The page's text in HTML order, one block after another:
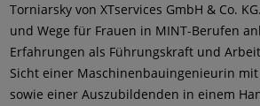
Torniarsky von XTservices GmbH & Co.
und Wege für Frauen in MINT-Berufen
Erfahrungen als Führungskraft und
Sicht einer Maschinenbauingenieurin
sowie einer Auszubildenden in einem